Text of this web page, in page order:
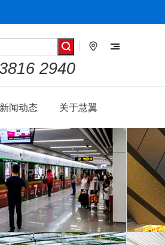
2940
新闻动态 关于慧翼